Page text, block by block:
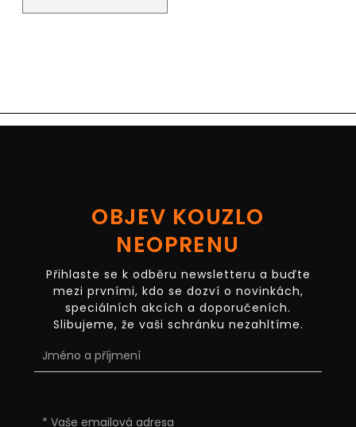
OBJEV KOUZLO
NEOPRENU
Přihlaste se k odběru newsletteru a buďte
mezi prvními, kdo se dozví o novinkách,
speciálních akcích a doporučeních.
Slibujeme, že vaši schránku nezahltíme.